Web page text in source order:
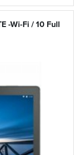
-Wi-Fi / 10 Full